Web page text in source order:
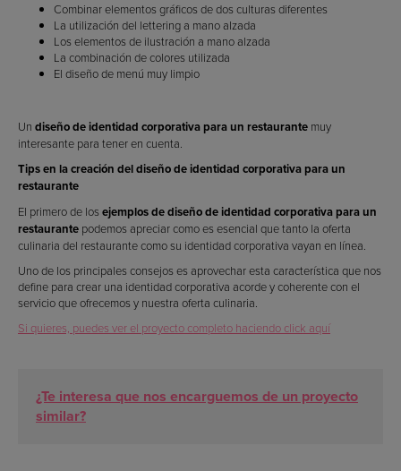
Combinar elementos gráficos de dos culturas diferentes
La utilización del lettering a mano alzada
Los elementos de ilustración a mano alzada
La combinación de colores utilizada
El diseño de menú muy limpio
Un diseño de identidad corporativa para un restaurante muy
interesante para tener en cuenta.
Tips en la creación del diseño de identidad corporativa para un
restaurante
El primero de los ejemplos de diseño de identidad corporativa para un
restaurante podemos apreciar como es esencial que tanto la oferta
culinaria del restaurante como su identidad corporativa vayan en línea.
Uno de los principales consejos es aprovechar esta característica que nos
define para crear una identidad corporativa acorde y coherente con el
servicio que ofrecemos y nuestra oferta culinaria.
Si quieres, puedes ver el proyecto completo haciendo click aquí
¿Te interesa que nos encarguemos de un proyecto
similar?